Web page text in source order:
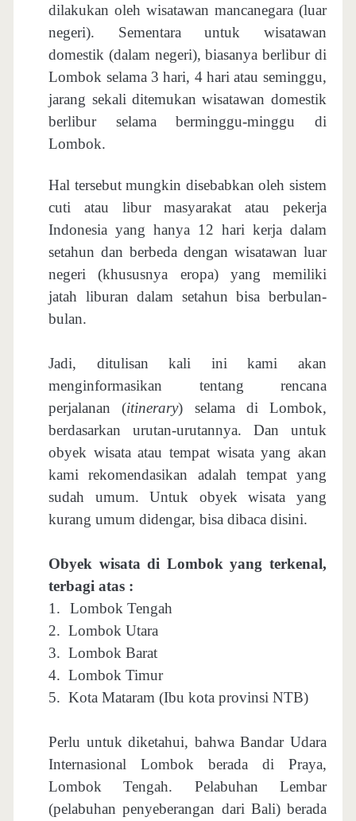
dilakukan oleh wisatawan mancanegara (luar
negeri). Sementara untuk wisatawan
domestik (dalam negeri), biasanya berlibur di
Lombok selama 3 hari, 4 hari atau seminggu,
jarang sekali ditemukan wisatawan domestik
berlibur selama berminggu-minggu di
Lombok.
Hal tersebut mungkin disebabkan oleh sistem
cuti atau libur masyarakat atau pekerja
Indonesia yang hanya 12 hari kerja dalam
setahun dan berbeda dengan wisatawan luar
negeri (khususnya eropa) yang memiliki
jatah liburan dalam setahun bisa berbulan-
bulan.
Jadi, ditulisan kali ini kami akan
menginformasikan tentang rencana
perjalanan (itinerary) selama di Lombok,
berdasarkan urutan-urutannya. Dan untuk
obyek wisata atau tempat wisata yang akan
kami rekomendasikan adalah tempat yang
sudah umum. Untuk obyek wisata yang
kurang umum didengar, bisa dibaca disini.
Obyek wisata di Lombok yang terkenal,
terbagi atas :
1.
Lombok Tengah
2. Lombok Utara
3. Lombok Barat
4. Lombok Timur
5. Kota Mataram (Ibu kota provinsi NTB)
Perlu untuk diketahui, bahwa Bandar Udara
Internasional Lombok berada di Praya,
Lombok Tengah. Pelabuhan Lembar
(pelabuhan penyeberangan dari Bali) berada